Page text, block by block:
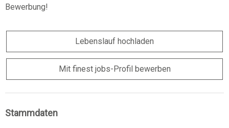
Bewerbung!
Lebenslauf hochladen
Mit finest jobs-Profil bewerben
Stammdaten